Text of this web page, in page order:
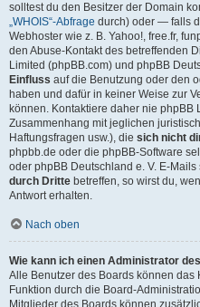
solltest du den Besitzer der Domain
„WHOIS“-Abfrage durch) oder — falls
Webhoster wie z. B. Yahoo!, free.fr,
den Abuse-Kontakt des betreffenden
Limited (phpBB.com) und phpBB
Einfluss auf die Benutzung oder den
haben und dafür in keiner Weise zur
können. Kontaktiere daher nie phpBB
Zusammenhang mit jeglichen
Haftungsfragen usw.), die sich nicht
phpbb.de oder die phpBB-Software
oder phpBB Deutschland e. V. E-Mails
durch Dritte betreffen, so wirst du,
Antwort erhalten.
Nach oben
Wie kann ich einen Administrator
Alle Benutzer des Boards können das
Funktion durch die Board-
Mitglieder des Boards können